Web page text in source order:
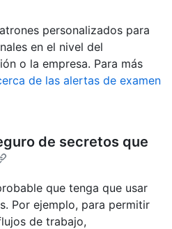
personalizados para
en el nivel del
o la empresa. Para más
de las alertas de examen
de secretos que
que tenga que usar
Por ejemplo, para permitir
de trabajo,